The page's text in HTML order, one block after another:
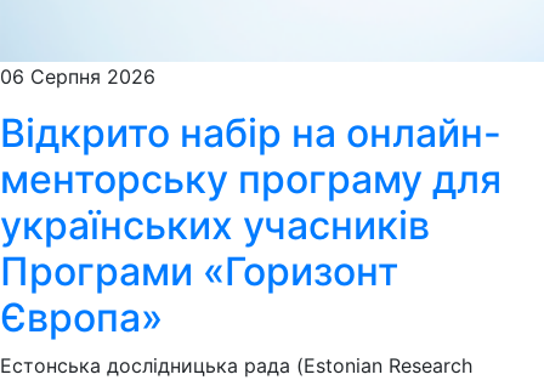
06 Серпня 2026
Відкрито набір на онлайн-
менторську програму для
українських учасників
Програми «Горизонт
Європа»
Естонська дослідницька рада (Estonian Research